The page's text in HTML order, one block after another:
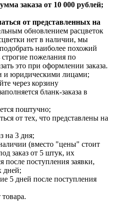
заказа от 10 000 рублей;
от представленных на
обновлением расцветок
нет в наличии, мы
наиболее похожий
строгие пожелания по
это при оформлении заказа.
и юридическими лицами;
через корзину
бланк-заказа в
поштучно;
от тех, что представлены на
на 3 дня;
(вместо "цены" стоит
заказ от 5 штук, их
после поступления заявки,
дней;
5 дней после поступления